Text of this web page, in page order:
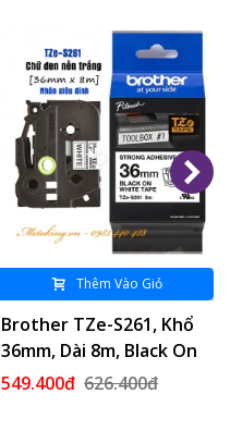
Thêm Vào Giỏ
Brother TZe-S261, Khổ
36mm, Dài 8m, Black On
White, Siêu Dính, Chống
549.400đ 626.400đ